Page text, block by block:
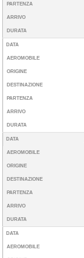
PARTENZA
ARRIVO
DURATA
DATA
AEROMOBILE
ORIGINE
DESTINAZIONE
PARTENZA
ARRIVO
DURATA
DATA
AEROMOBILE
ORIGINE
DESTINAZIONE
PARTENZA
ARRIVO
DURATA
DATA
AEROMOBILE